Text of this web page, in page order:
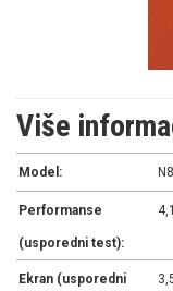
Više
Model: N8
Performanse
(usporedni test):
Ekran (usporedni